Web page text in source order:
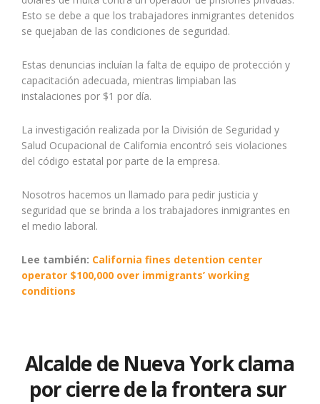
Esto se debe a que los trabajadores inmigrantes detenidos
se quejaban de las condiciones de seguridad.
Estas denuncias incluían la falta de equipo de protección y
capacitación adecuada, mientras limpiaban las
instalaciones por $1 por día.
La investigación realizada por la División de Seguridad y
Salud Ocupacional de California encontró seis violaciones
del código estatal por parte de la empresa.
Nosotros hacemos un llamado para pedir justicia y
seguridad que se brinda a los trabajadores inmigrantes en
el medio laboral.
Lee también: California fines detention center
operator $100,000 over immigrants’ working
conditions
Alcalde de Nueva York clama
por cierre de la frontera sur